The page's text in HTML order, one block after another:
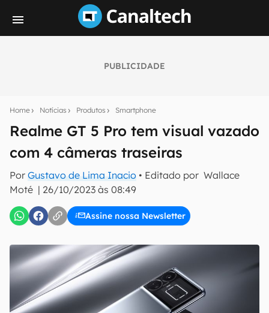
PUBLICIDADE
Home Notícias Produtos Smartphone
Realme GT 5 Pro tem visual vazado
com 4 câmeras traseiras
Por Gustavo de Lima Inacio • Editado por Wallace
Moté | 26/10/2023 às 08:49
Assine nossa Newsletter
notícias e reviews sobre tecnologia em primeira
mão.
E-mail
Uso e Política de Privacidade do Canaltech.